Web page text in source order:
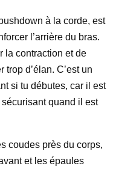
à la corde, est
l’arrière du bras.
la contraction et de
d’élan. C’est un
si tu débutes, car il est
quand il est
coudes près du corps,
et les épaules